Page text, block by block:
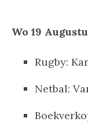
Wo 19
Rugby:
Netbal: